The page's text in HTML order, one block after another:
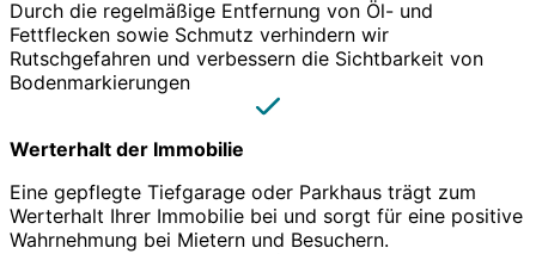
Durch die regelmäßige Entfernung von Öl- und
Fettflecken sowie Schmutz verhindern wir
Rutschgefahren und verbessern die Sichtbarkeit von
Bodenmarkierungen
Werterhalt der Immobilie
Eine gepflegte Tiefgarage oder Parkhaus trägt zum
Werterhalt Ihrer Immobilie bei und sorgt für eine positive
Wahrnehmung bei Mietern und Besuchern.